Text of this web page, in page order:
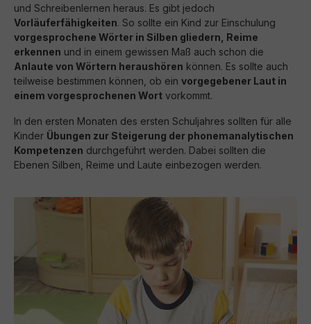
und Schreibenlernen heraus. Es gibt jedoch
Vorläuferfähigkeiten. So sollte ein Kind zur Einschulung
vorgesprochene Wörter in Silben gliedern, Reime
erkennen und in einem gewissen Maß auch schon die
Anlaute von Wörtern heraushören können. Es sollte auch
teilweise bestimmen können, ob ein vorgegebener Laut in
einem vorgesprochenen Wort vorkommt.
In den ersten Monaten des ersten Schuljahres sollten für alle
Kinder Übungen zur Steigerung der phonemanalytischen
Kompetenzen durchgeführt werden. Dabei sollten die
Ebenen Silben, Reime und Laute einbezogen werden.